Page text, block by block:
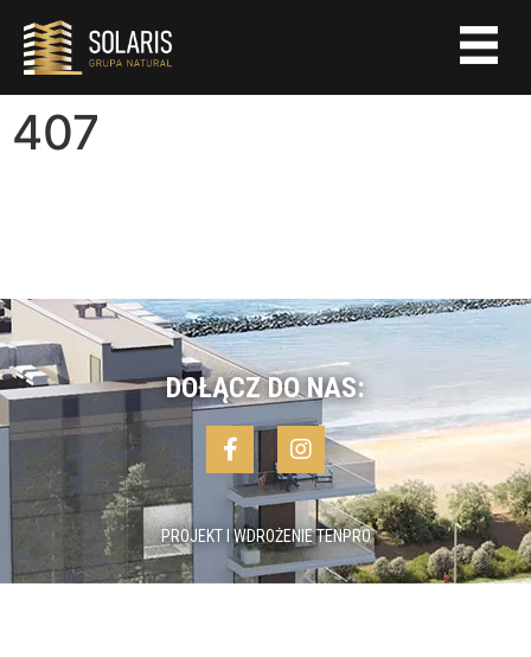
407
DOŁĄCZ DO NAS:
PROJEKT I WDROŻENIETENPRO